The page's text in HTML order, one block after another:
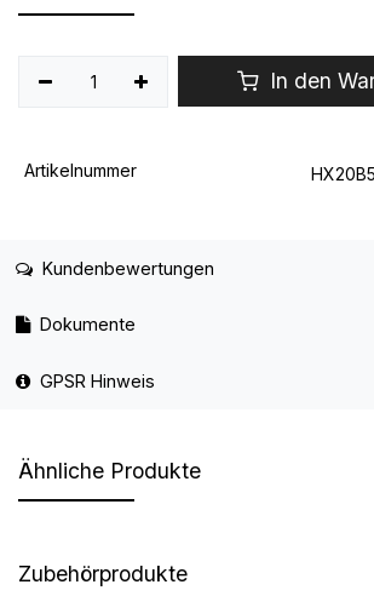
In den
Artikelnummer
Kundenbewertungen
Dokumente
GPSR Hinweis
Ähnliche Produkte
Zubehörprodukte